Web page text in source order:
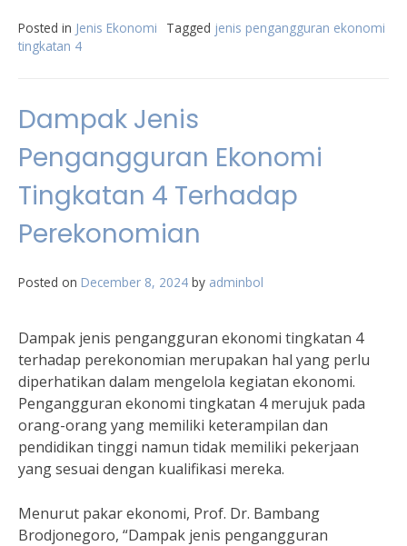
Posted in Jenis Ekonomi Tagged jenis pengangguran ekonomi
tingkatan 4
Dampak Jenis
Pengangguran Ekonomi
Tingkatan 4 Terhadap
Perekonomian
Posted on December 8, 2024 by adminbol
Dampak jenis pengangguran ekonomi tingkatan 4
terhadap perekonomian merupakan hal yang perlu
diperhatikan dalam mengelola kegiatan ekonomi.
Pengangguran ekonomi tingkatan 4 merujuk pada
orang-orang yang memiliki keterampilan dan
pendidikan tinggi namun tidak memiliki pekerjaan
yang sesuai dengan kualifikasi mereka.
Menurut pakar ekonomi, Prof. Dr. Bambang
Brodjonegoro, “Dampak jenis pengangguran